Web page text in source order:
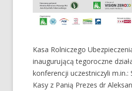
Kasa Rolniczego
inaugurującą tegoroczne
konferencji uczestniczyli
Kasy z Panią Prezes dr